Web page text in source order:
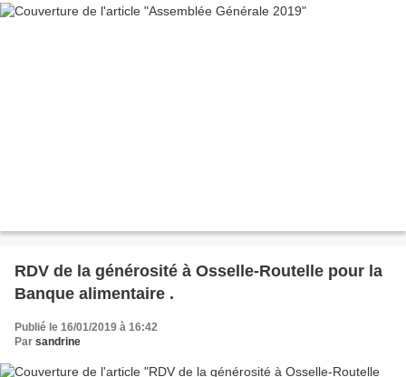
RDV de la générosité à Osselle-Routelle pour la
Banque alimentaire .
Publié le 16/01/2019 à 16:42
Par sandrine